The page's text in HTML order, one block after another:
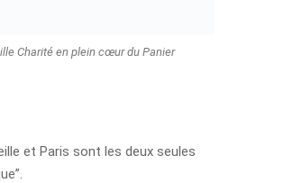
Charité en plein cœur du Panier
et Paris sont les deux seules